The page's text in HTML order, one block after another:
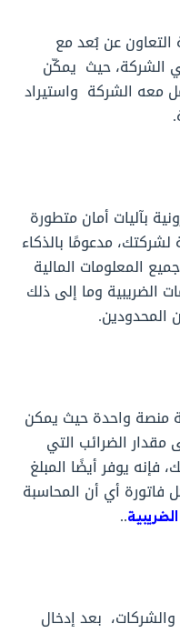
التعاون عن بُعد مع
الشركة، حيث يمكّن
معه الشركة واستيراد
بآليات أمان متطورة
لشركتك، مدعومًا بالذكاء
المعلومات المالية
الضريبية وما إلى ذلك
المحدودين.
منصة واحدة حيث يمكن
الضرائب التي
فإنه يوفر أيضًا المبلغ
أي أن المحاسبة
..
بعد إدخال